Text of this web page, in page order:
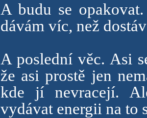
A budu se
dávám víc, než
A poslední věc. Asi
že asi prostě jen
kde jí nevracejí.
vydávat energii na to